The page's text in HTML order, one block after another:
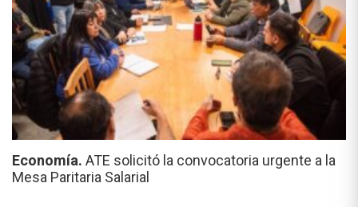
Economía. ATE solicitó la convocatoria urgente a la
Mesa Paritaria Salarial